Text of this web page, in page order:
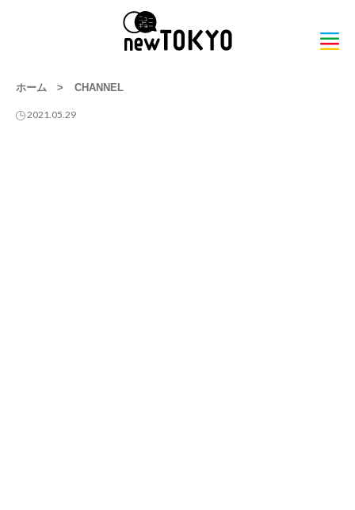
ホーム > CHANNEL
2021.05.29